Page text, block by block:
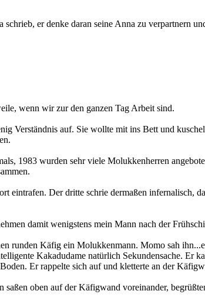
er denke daran seine Anna zu verpartnern
wenn wir zur den ganzen Tag Arbeit sind.
Verständnis auf. Sie wollte mit ins Bett und
1983 wurden sehr viele Molukkenherren
eintrafen. Der dritte schrie dermaßen infernalisch,
damit wenigstens mein Mann nach der
runden Käfig ein Molukkenmann. Momo sah
Kakadudame natürlich Sekundensache. Er
Er rappelte sich auf und kletterte an der
oben auf der Käfigwand voreinander,